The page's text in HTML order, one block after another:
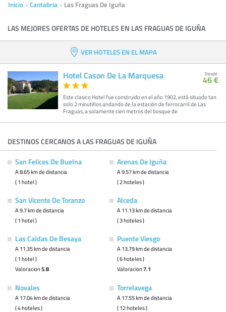
Inicio Cantabria Las Fraguas De Iguña
LAS MEJORES OFERTAS DE HOTELES EN LAS FRAGUAS DE IGUÑA
VER HOTELES EN EL MAPA
Hotel Cason De La Marquesa
Este clasico Hotel fue construido en el año 1902, está situado tan
solo 2 minutillos andando de la estación de ferrocarril de Las
Fraguas, a solamente cien metros del bosque de
Desde
46 €
DESTINOS CERCANOS A LAS FRAGUAS DE IGUÑA
San Felices De Buelna
A 8.65 km de distancia
( 1 hotel )
Arenas De Iguña
A 9.57 km de distancia
( 2 hoteles )
San Vicente De Toranzo
A 9.7 km de distancia
( 1 hotel )
Alceda
A 11.13 km de distancia
( 3 hoteles )
Las Caldas De Besaya
A 11.35 km de distancia
( 1 hotel )
Valoracion5.8
Puente Viesgo
A 13.79 km de distancia
( 6 hoteles )
Valoracion7.1
Novales
A 17.04 km de distancia
( 4 hoteles )
Torrelavega
A 17.55 km de distancia
( 12 hoteles )